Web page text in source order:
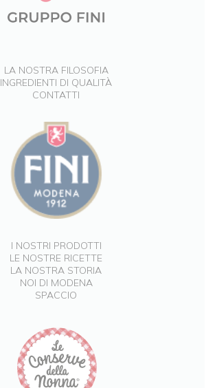
LA NOSTRA FILOSOFIA
INGREDIENTI DI QUALITÀ
CONTATTI
I NOSTRI PRODOTTI
LE NOSTRE RICETTE
LA NOSTRA STORIA
NOI DI MODENA
SPACCIO